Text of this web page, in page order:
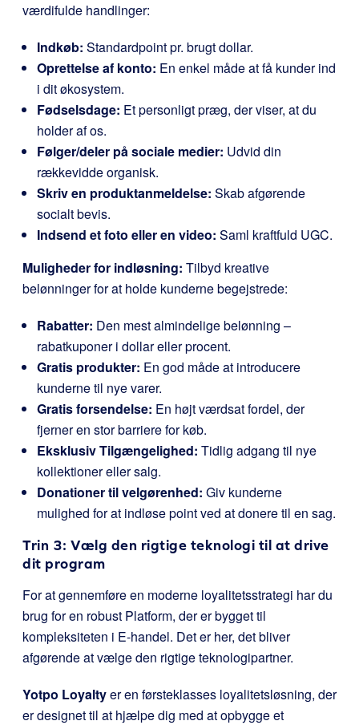
værdifulde handlinger:
Indkøb: Standardpoint pr. brugt dollar.
Oprettelse af konto: En enkel måde at få kunder ind
i dit økosystem.
Fødselsdage: Et personligt præg, der viser, at du
holder af os.
Følger/deler på sociale medier: Udvid din
rækkevidde organisk.
Skriv en produktanmeldelse: Skab afgørende
socialt bevis.
Indsend et foto eller en video: Saml kraftfuld UGC.
Muligheder for indløsning: Tilbyd kreative
belønninger for at holde kunderne begejstrede:
Rabatter: Den mest almindelige belønning –
rabatkuponer i dollar eller procent.
Gratis produkter: En god måde at introducere
kunderne til nye varer.
Gratis forsendelse: En højt værdsat fordel, der
fjerner en stor barriere for køb.
Eksklusiv Tilgængelighed: Tidlig adgang til nye
kollektioner eller salg.
Donationer til velgørenhed: Giv kunderne
mulighed for at indløse point ved at donere til en sag.
Trin 3: Vælg den rigtige teknologi til at drive
dit program
For at gennemføre en moderne loyalitetsstrategi har du
brug for en robust Platform, der er bygget til
kompleksiteten i E-handel. Det er her, det bliver
afgørende at vælge den rigtige teknologipartner.
Yotpo Loyaltyer en førsteklasses loyalitetsløsning, der
er designet til at hjælpe dig med at opbygge et